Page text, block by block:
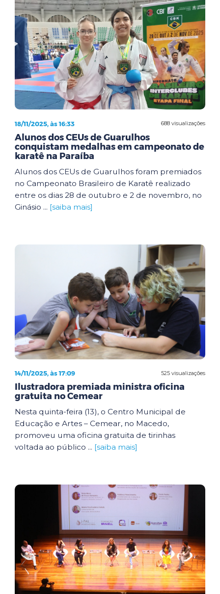
688 visualizações
18/11/2025, às 16:33
Alunos dos CEUs de Guarulhos
conquistam medalhas em campeonato de
karatê na Paraíba
Alunos dos CEUs de Guarulhos foram premiados
no Campeonato Brasileiro de Karatê realizado
entre os dias 28 de outubro e 2 de novembro, no
Ginásio ... [saiba mais]
525 visualizações
14/11/2025, às 17:09
Ilustradora premiada ministra oficina
gratuita no Cemear
Nesta quinta-feira (13), o Centro Municipal de
Educação e Artes – Cemear, no Macedo,
promoveu uma oficina gratuita de tirinhas
voltada ao público ... [saiba mais]